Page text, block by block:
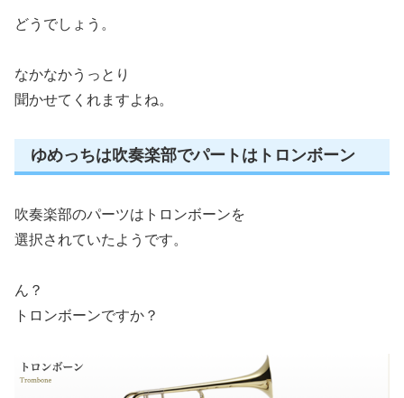
どうでしょう。
なかなかうっとり
聞かせてくれますよね。
ゆめっちは吹奏楽部でパートはトロンボーン
吹奏楽部のパーツはトロンボーンを
選択されていたようです。
ん？
トロンボーンですか？